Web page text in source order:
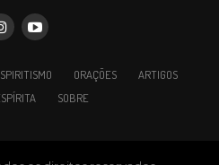
da morte.
favorecidos pelo
ORAÇÕES
ARTIGOS
SOBRE